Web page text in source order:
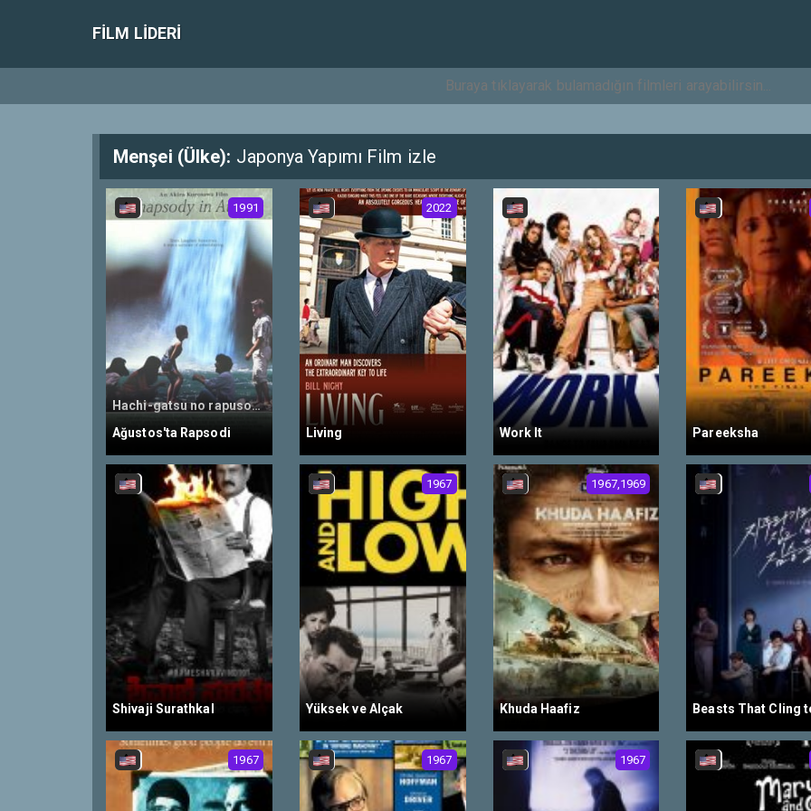
FILM LIDERI
Menşei (Ülke): Japonya Yapımı Film izle
Hachi-gatsu no rapusodî, Rhapsody In August
Ağustos'ta Rapsodi
1991
Living
2022
Work It Pareeksha
Shivaji Surathkal Yüksek ve Alçak
1967
Khuda Haafiz
1967,1969
1967 1967 1967